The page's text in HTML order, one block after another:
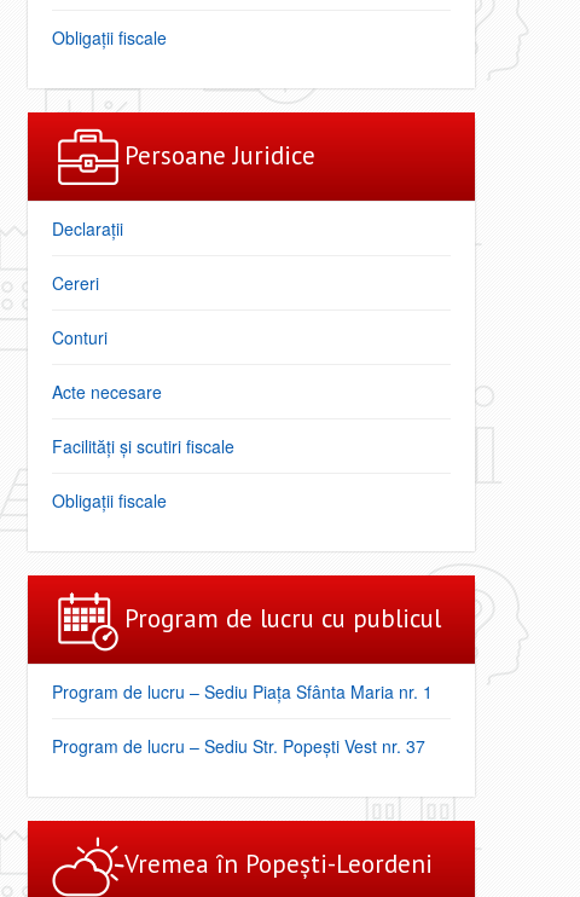
Obligaţii fiscale
Persoane Juridice
Declarații
Cereri
Conturi
Acte necesare
Facilități şi scutiri fiscale
Obligaţii fiscale
Program de lucru cu publicul
Program de lucru – Sediu Piața Sfânta Maria nr. 1
Program de lucru – Sediu Str. Popești Vest nr. 37
Vremea ȋn Popești-Leordeni